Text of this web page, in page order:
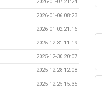
2026-01-07 21:24
2026-01-06 08:23
2026-01-02 21:16
2025-12-31 11:19
2025-12-30 20:07
2025-12-28 12:08
2025-12-25 15:35